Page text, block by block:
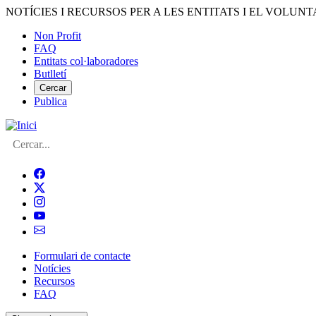
Vés
contingut
NOTÍCIES I RECURSOS PER A LES ENTITATS I EL
Menú
del
compte
d'usuari
Non Profit
FAQ
Entitats col·laboradores
Butlletí
Cercar
Publica
Cerca
Navegació
principal
de
Formulari de contacte
Notícies
Recursos
FAQ